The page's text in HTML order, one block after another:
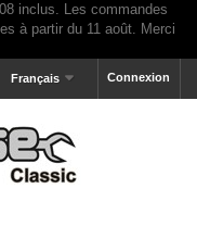
Connexion
Français